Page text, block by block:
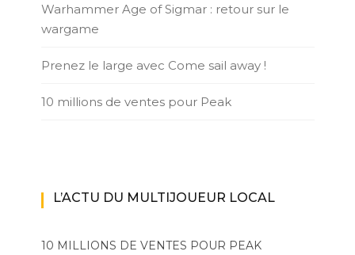
Warhammer Age of Sigmar : retour sur le
wargame
Prenez le large avec Come sail away !
10 millions de ventes pour Peak
L’ACTU DU MULTIJOUEUR LOCAL
10 MILLIONS DE VENTES POUR PEAK